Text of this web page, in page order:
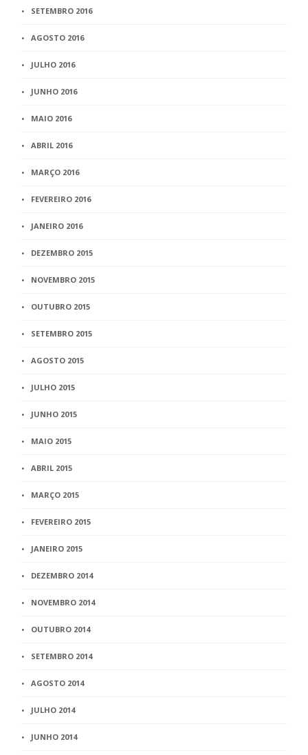
SETEMBRO 2016
AGOSTO 2016
JULHO 2016
JUNHO 2016
MAIO 2016
ABRIL 2016
MARÇO 2016
FEVEREIRO 2016
JANEIRO 2016
DEZEMBRO 2015
NOVEMBRO 2015
OUTUBRO 2015
SETEMBRO 2015
AGOSTO 2015
JULHO 2015
JUNHO 2015
MAIO 2015
ABRIL 2015
MARÇO 2015
FEVEREIRO 2015
JANEIRO 2015
DEZEMBRO 2014
NOVEMBRO 2014
OUTUBRO 2014
SETEMBRO 2014
AGOSTO 2014
JULHO 2014
JUNHO 2014